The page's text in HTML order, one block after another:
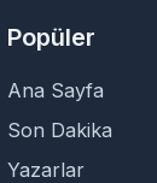
Popüler
Ana Sayfa
Son Dakika
Yazarlar